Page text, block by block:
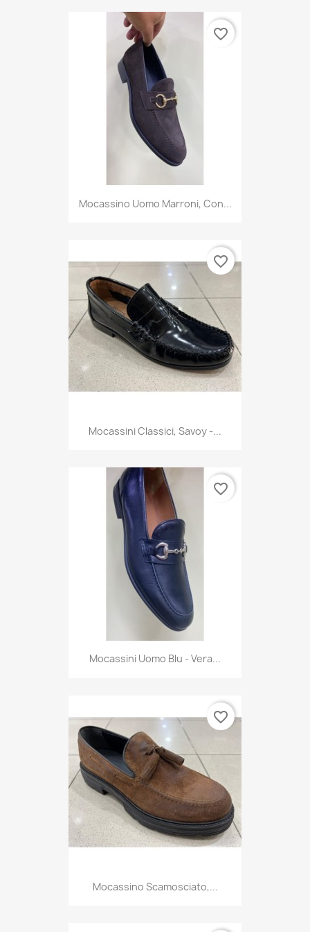
Mocassino Uomo Marroni, Con...
favorite_border
Mocassini Classici, Savoy -...
favorite_border
Mocassini Uomo Blu - Vera...
favorite_border
Mocassino Scamosciato,...
favorite_border